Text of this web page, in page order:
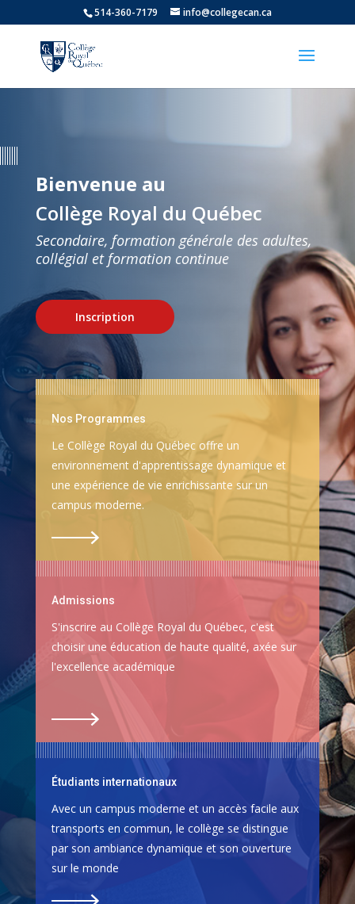
514-360-7179 info@collegecan.ca
Bienvenue au
Collège Royal du Québec
Secondaire, formation générale des adultes,
collégial et formation continue
Inscription
Nos Programmes
Le Collège Royal du Québec offre un
environnement d'apprentissage dynamique et
une expérience de vie enrichissante sur un
campus moderne.
Admissions
S'inscrire au Collège Royal du Québec, c'est
choisir une éducation de haute qualité, axée sur
l'excellence académique
Étudiants internationaux
Avec un campus moderne et un accès facile aux
transports en commun, le collège se distingue
par son ambiance dynamique et son ouverture
sur le monde